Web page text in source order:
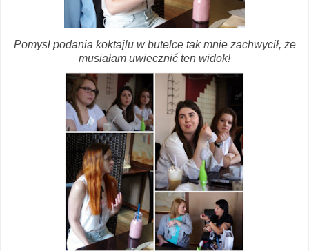
Pomysł podania koktajlu w butelce tak mnie zachwycił, że
musiałam uwiecznić ten widok!